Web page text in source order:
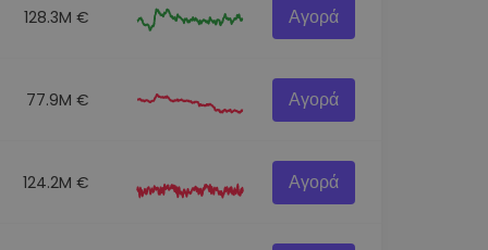
128.3M € Αγορά
77.9M € Αγορά
124.2M € Αγορά